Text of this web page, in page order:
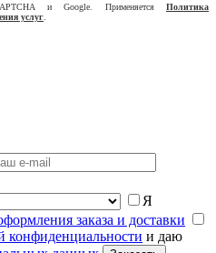
и Google. Применяется Политика
услуг
Я
заказа и доставки
конфиденциальности и даю